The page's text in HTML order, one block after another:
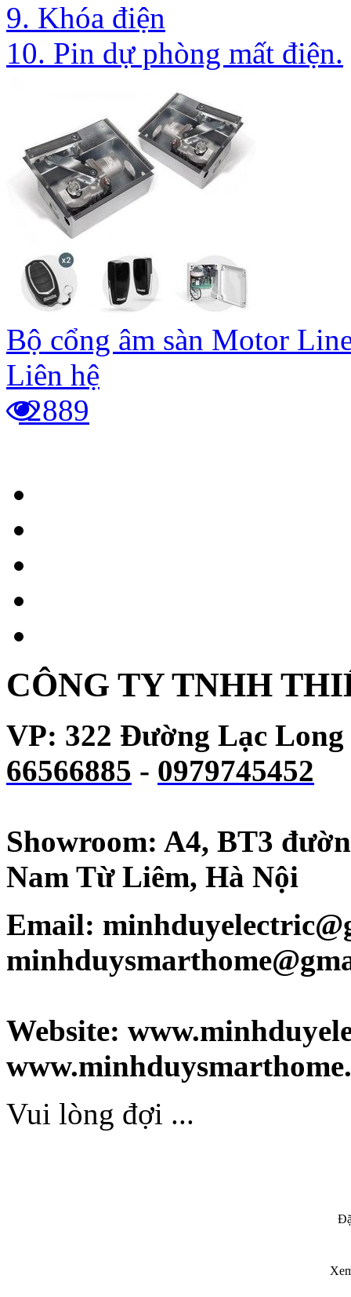
9. Khóa điện
10. Pin dự phòng mất điện.
Bộ cổng âm sàn Motor
Liên hệ
2889
CÔNG TY TNHH
VP: 322 Đường Lạc
66566885 - 0979745452
Showroom: A4, BT3
Nam Từ Liêm, Hà Nội
Email:
Website:
Vui lòng đợi ...